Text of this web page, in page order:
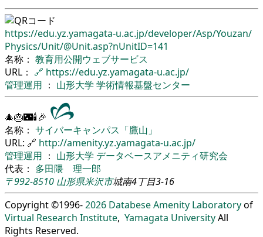
https://edu.yz.yamagata-u.ac.jp/developer/Asp/Youzan/
Physics/Unit/@Unit.asp?nUnitID=141
名称： 教育用公開ウェブサービス
URL： 🔗 https://edu.yz.yamagata-u.ac.jp/
管理運用 ： 山形大学 学術情報基盤センター
🎄🎂🌃🕯🎉
名称： サイバーキャンパス「鷹山」
URL: 🔗 http://amenity.yz.yamagata-u.ac.jp/
管理運用 ： 山形大学 データベースアメニティ研究会
代表： 多田隈 理一郎
〒992-8510 山形県米沢市城南4丁目3-16
Copyright ©1996-2026 Databese Amenity Laboratoryof
Virtual Research Institute, Yamagata UniversityAll
Rights Reserved.